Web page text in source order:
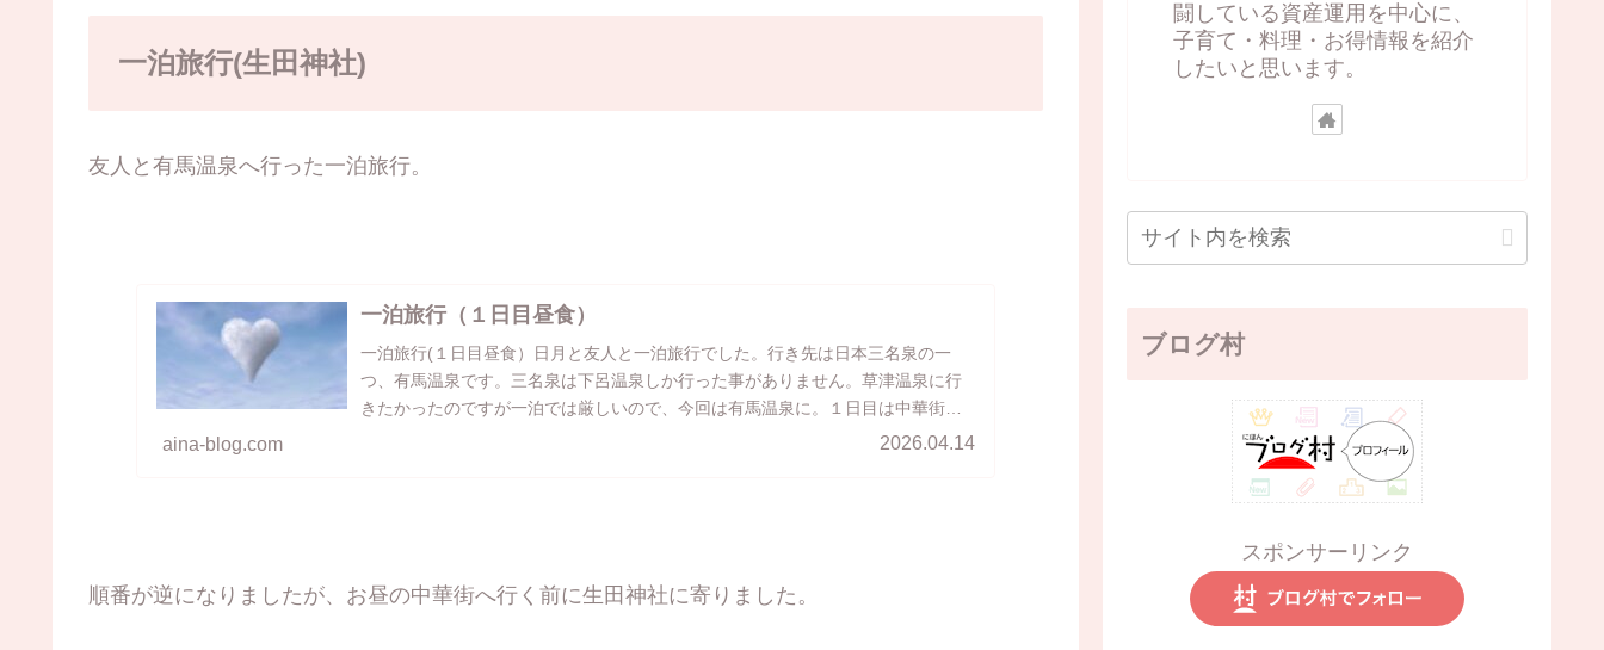
一泊旅行(生田神社)
友人と有馬温泉へ行った一泊旅行。
一泊旅行（１日目昼食）
一泊旅行(１日目昼食）日月と友人と一泊旅行でした。行き先は日本三名泉の一
つ、有馬温泉です。三名泉は下呂温泉しか行った事がありません。草津温泉に行
きたかったのですが一泊では厳しいので、今回は有馬温泉に。１日目は中華街へ
aina-blog.com 2026.04.14
順番が逆になりましたが、お昼の中華街へ行く前に生田神社に寄りました。
闘している資産運用を中心に、
子育て・料理・お得情報を紹介
したいと思います。
ブログ村
スポンサーリンク